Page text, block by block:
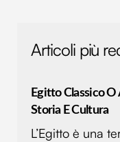
Articoli più
Egitto Classico
Storia E Cultura
L’Egitto è una